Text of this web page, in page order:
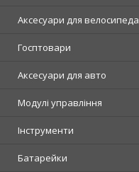
Аксесуари для велосипеда
Госптовари
Аксесуари для авто
Модулі управління
Інструменти
Батарейки